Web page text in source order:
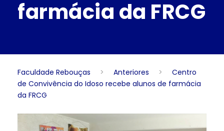
farmácia da FRCG
Faculdade Rebouças > Anteriores >
Centro
de Convivência do Idoso recebe alunos de farmácia
da FRCG